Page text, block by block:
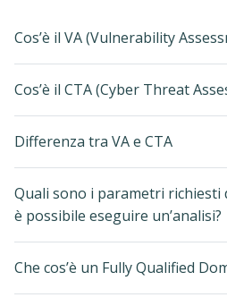
Cos’è il VA (Vulnerability
Cos’è il CTA (Cyber Threat
Differenza tra VA e CTA
Quali sono i parametri richiesti
è possibile eseguire un’analisi?
Che cos’è un Fully Qualified